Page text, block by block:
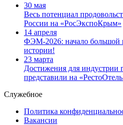
30 мая
Весь потенциал
России на «РосЭкспоКрым»
14 апреля
ФЭМ-2026: начало большой
истории!
23 марта
Достижения для индустрии
представили на
Служебное
Политика
Вакансии